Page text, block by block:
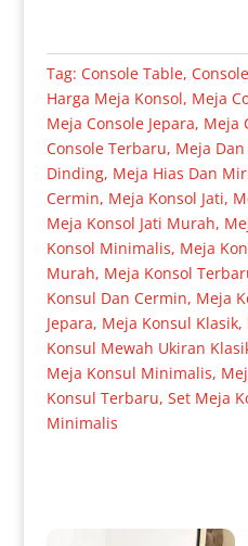
Tag: Console Table,
Harga Meja Konsol, Meja
Meja Console Jepara, Meja
Console Terbaru, Meja
Dinding, Meja Hias Dan
Cermin, Meja Konsol Jati,
Meja Konsol Jati Murah,
Konsol Minimalis, Meja
Murah, Meja Konsol
Konsul Dan Cermin, Meja
Jepara, Meja Konsul Klasik,
Konsul Mewah Ukiran
Meja Konsul Minimalis,
Konsul Terbaru, Set Meja
Minimalis